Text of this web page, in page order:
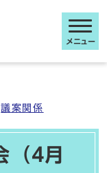
メニュー
議案関係
（4月